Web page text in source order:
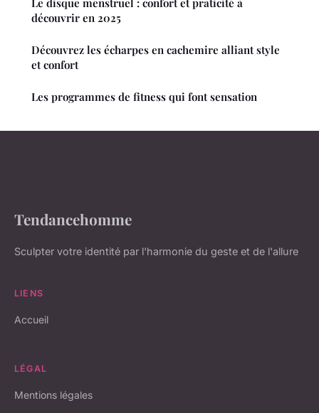
Le disque menstruel : confort et praticité à
découvrir en 2025
Découvrez les écharpes en cachemire alliant style
et confort
Les programmes de fitness qui font sensation
Tendancehomme
Sculpter votre identité par l'harmonie du geste et de l'allure
LIENS
Accueil
LÉGAL
Mentions légales